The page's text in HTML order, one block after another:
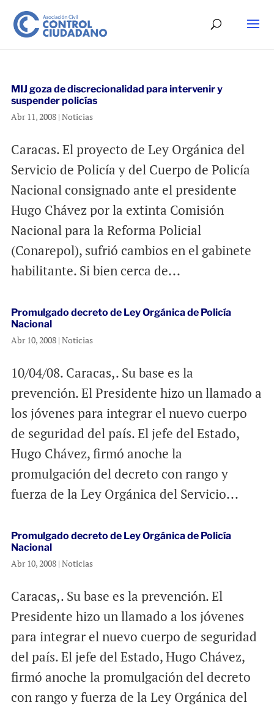
MIJ goza de discrecionalidad para intervenir y
suspender policías
Abr 11, 2008| Noticias
Caracas. El proyecto de Ley Orgánica del
Servicio de Policía y del Cuerpo de Policía
Nacional consignado ante el presidente
Hugo Chávez por la extinta Comisión
Nacional para la Reforma Policial
(Conarepol), sufrió cambios en el gabinete
habilitante. Si bien cerca de...
Promulgado decreto de Ley Orgánica de Policía
Nacional
Abr 10, 2008| Noticias
10/04/08. Caracas,. Su base es la
prevención. El Presidente hizo un llamado a
los jóvenes para integrar el nuevo cuerpo
de seguridad del país. El jefe del Estado,
Hugo Chávez, firmó anoche la
promulgación del decreto con rango y
fuerza de la Ley Orgánica del Servicio...
Promulgado decreto de Ley Orgánica de Policía
Nacional
Abr 10, 2008| Noticias
Caracas,. Su base es la prevención. El
Presidente hizo un llamado a los jóvenes
para integrar el nuevo cuerpo de seguridad
del país. El jefe del Estado, Hugo Chávez,
firmó anoche la promulgación del decreto
con rango y fuerza de la Ley Orgánica del